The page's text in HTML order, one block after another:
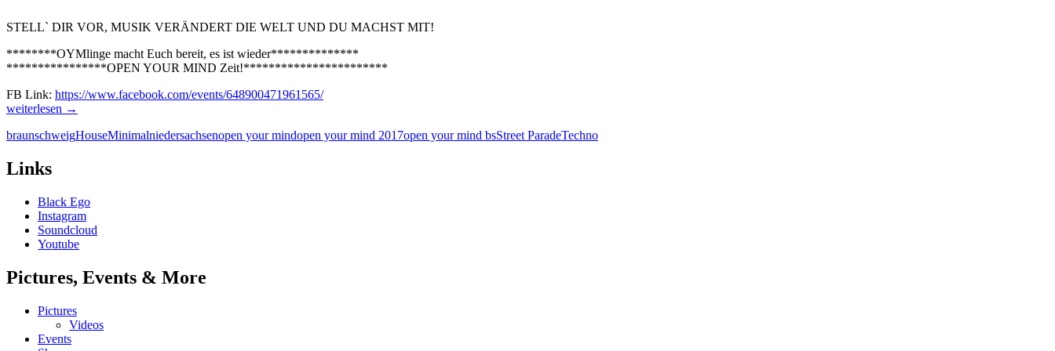
STELL` DIR VOR, MUSIK VERÄNDERT DIE WELT UND DU MACHST MIT!
********OYMlinge macht Euch bereit, es ist wieder**************
****************OPEN YOUR MIND Zeit!***********************
FB Link: https://www.facebook.com/events/648900471961565/
02.09.2017
Open
Mind
Parade
Braunschweig
weiterlesen →
braunschweigHouseMinimalniedersachsenopen your mindopen your mind 2017open your mind bsStreet ParadeTechno
Links
Black Ego
Instagram
Soundcloud
Youtube
Pictures, Events & More
Pictures
Videos
Events